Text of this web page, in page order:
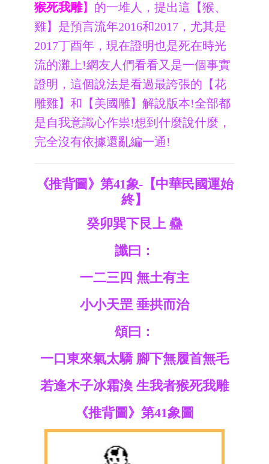
猴死我雕】 的一堆人，提出這【猴、
雞】是預言流年2016和2017，尤其是
2017丁酉年，現在證明也是死在時光
流的灘上!網友人們看看又是一個事實
證明，這個說法是看過最誇張的【花
雕雞】和【美國雕】解說版本!全部都
是自我意識心作祟!想到什麼說什麼，
完全沒有依據還亂編一通!
《推背圖》第41象-【中華民國運始
終】
癸卯巽下艮上 蠱
讖曰：
一二三四 無土有主
小小天罡 垂拱而治
頌曰：
一口東來氣太驕 腳下無履首無毛
若逢木子冰霜渙 生我者猴死我雕
《推背圖》第41象圖